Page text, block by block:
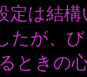
定は結
たが、
ときの